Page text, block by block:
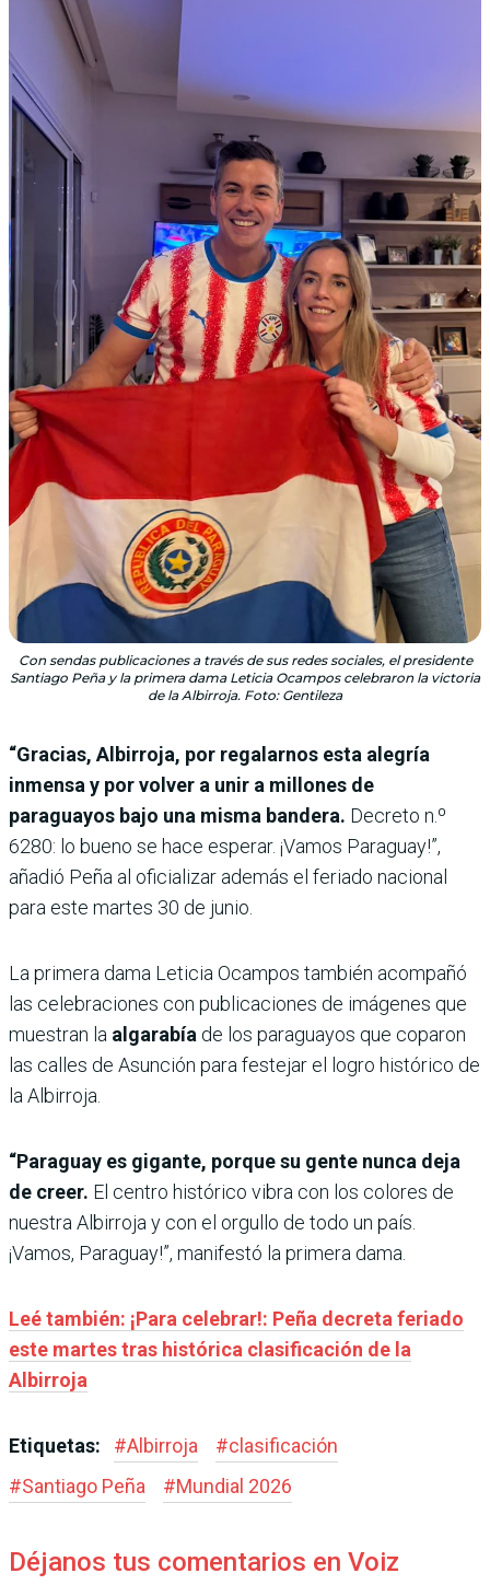
Con sendas publicaciones a través de sus redes sociales, el presidente
Santiago Peña y la primera dama Leticia Ocampos celebraron la victoria
de la Albirroja. Foto: Gentileza
“Gracias, Albirroja, por regalarnos esta alegría
inmensa y por volver a unir a millones de
paraguayos bajo una misma bandera. Decreto n.º
6280: lo bueno se hace esperar. ¡Vamos Paraguay!”,
añadió Peña al oficializar además el feriado nacional
para este martes 30 de junio.
La primera dama Leticia Ocampos también acompañó
las celebraciones con publicaciones de imágenes que
muestran la algarabía de los paraguayos que coparon
las calles de Asunción para festejar el logro histórico de
la Albirroja.
“Paraguay es gigante, porque su gente nunca deja
de creer. El centro histórico vibra con los colores de
nuestra Albirroja y con el orgullo de todo un país.
¡Vamos, Paraguay!”, manifestó la primera dama.
Leé también: ¡Para celebrar!: Peña decreta feriado
este martes tras histórica clasificación de la
Albirroja
Etiquetas: #Albirroja #clasificación
#Santiago Peña #Mundial 2026
Déjanos tus comentarios en Voiz